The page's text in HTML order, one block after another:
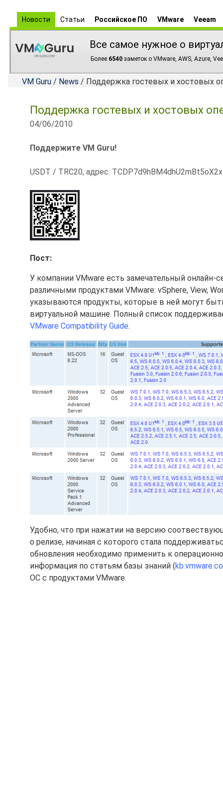
Новости Статьи Российское ПО VMware Veeam
Все самое нужное о
Более 6540 заметок о VMware, AWS, Azure,
VM Guru / News / Поддержка гостевых и хостовых
Поддержка гостевых и хостовых
04/06/2010
Поддержите VM Guru!
USDT / TRC20, адрес:
Пост:
У компании VMware есть замечательный
различными продуктами VMware: vSphere, View,
указываются продукты, которые в ней могут
виртуальной машине. Полный список
VMware Compatibility Guide.
Удобно, что при нажатии на версию
о релизе, начиная с которого стала
обновления необходимо применить к
информация по статьям базы знаний (
ОС с продуктами VMware.